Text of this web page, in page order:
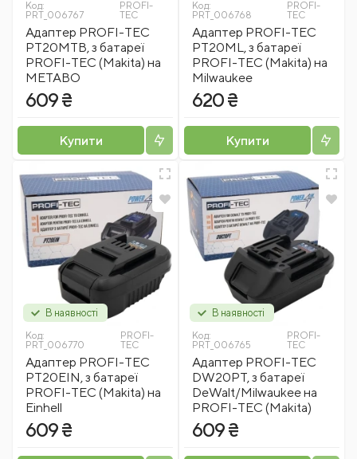
Код:
PRT_006767
PROFI-
TEC
Адаптер PROFI-TEC
PT20MTB, з батареї
PROFI-TEC (Makita) на
METABO
609 ₴
Купити
Код:
PRT_006768
PROFI-
TEC
Адаптер PROFI-TEC
PT20ML, з батареї
PROFI-TEC (Makita) на
Milwaukee
620 ₴
Купити
В наявності
Код:
PRT_006770
PROFI-
TEC
Адаптер PROFI-TEC
PT20EIN, з батареї
PROFI-TEC (Makita) на
Einhell
609 ₴
В наявності
Код:
PRT_006765
PROFI-
TEC
Адаптер PROFI-TEC
DW20PT, з батареї
DeWalt/Milwaukee на
PROFI-TEC (Makita)
609 ₴